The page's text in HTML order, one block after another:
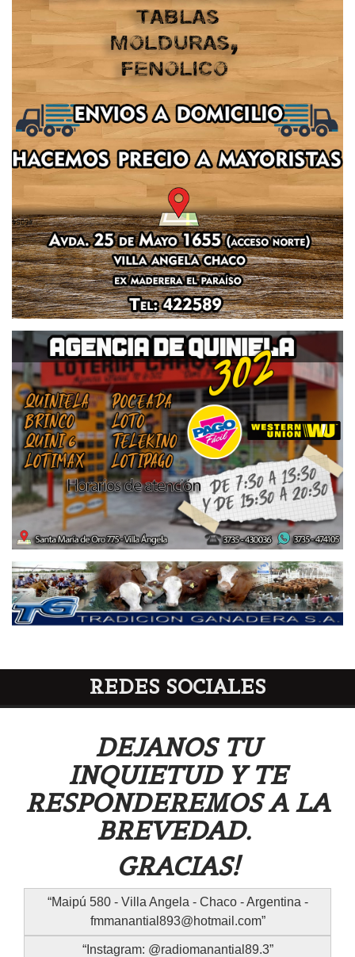
REDES SOCIALES
DEJANOS TU
INQUIETUD Y TE
RESPONDEREMOS A LA
BREVEDAD.
GRACIAS!
Maipú 580 - Villa Angela - Chaco - Argentina -
fmmanantial893@hotmail.com
Instagram: @radiomanantial89.3